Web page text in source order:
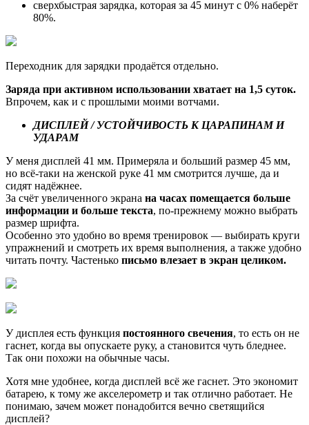
сверхбыстрая зарядка, которая за 45 минут с 0% наберёт
80%.
Переходник для зарядки продаётся отдельно.
Заряда при активном использовании хватает на 1,5 суток.
Впрочем, как и с прошлыми моими вотчами.
ДИСПЛЕЙ / УСТОЙЧИВОСТЬ К ЦАРАПИНАМ И
УДАРАМ
У меня дисплей 41 мм. Примеряла и больший размер 45 мм,
но всё-таки на женской руке 41 мм смотрится лучше, да и
сидят надёжнее.
За счёт увеличенного экрана на часах помещается больше
информации и больше текста, по-прежнему можно выбрать
размер шрифта.
Особенно это удобно во время тренировок — выбирать круги
упражнений и смотреть их время выполнения, а также удобно
читать почту. Частенько письмо влезает в экран целиком.
У дисплея есть функция постоянного свечения, то есть он не
гаснет, когда вы опускаете руку, а становится чуть бледнее.
Так они похожи на обычные часы.
Хотя мне удобнее, когда дисплей всё же гаснет. Это экономит
батарею, к тому же акселерометр и так отлично работает. Не
понимаю, зачем может понадобится вечно светящийся
дисплей?